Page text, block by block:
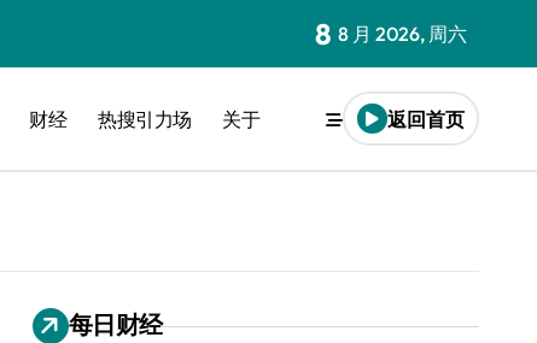
8 8 月 2026, 周六
财经 热搜引力场 关于 返回首页
每日财经